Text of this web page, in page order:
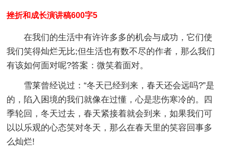
挫折和成长演讲稿600字5
在我们的生活中有许许多多的机会与成功，它们使
我们笑得灿烂无比;但生活也有数不尽的作者，那么我们
有该如何面对呢?答案：微笑着面对。
雪莱曾经说过：“冬天已经到来，春天还会远吗?”是
的，陷入困境的我们就像在过懂，心是悲伤寒冷的。四
季轮回，冬天过去，春天紧接着就会到来，如果我们可
以以乐观的心态笑对冬天，那么在春天里的笑容回事多
么灿烂!